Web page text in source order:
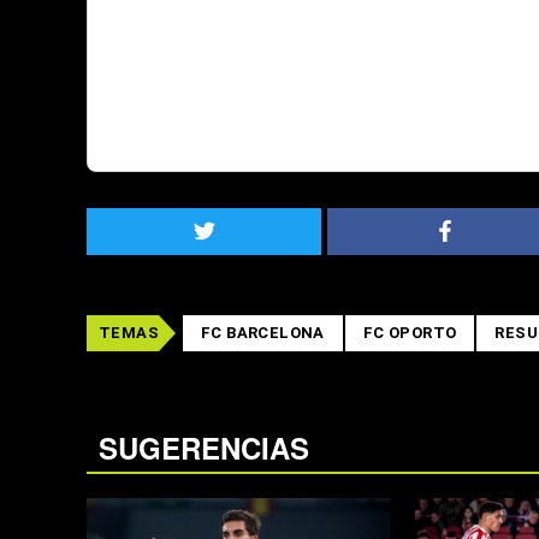
TEMAS FC BARCELONA FC OPORTO
SUGERENCIAS